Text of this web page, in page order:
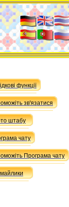
функції
зв'язатися
штабу
чату
Програма чату